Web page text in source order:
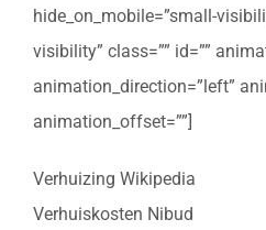
hide_on_mobile=”small-
visibility” class=”” id=””
animation_direction=”left”
animation_offset=””]
Verhuizing Wikipedia
Verhuiskosten Nibud